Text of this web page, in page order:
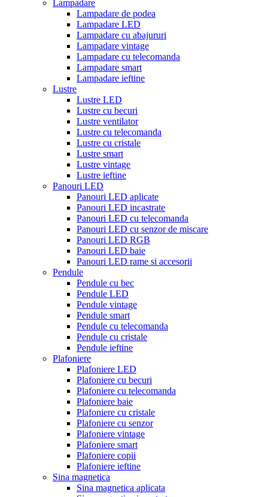
Lampadare
Lampadare de podea
Lampadare LED
Lampadare cu abajururi
Lampadare vintage
Lampadare cu telecomanda
Lampadare smart
Lampadare ieftine
Lustre
Lustre LED
Lustre cu becuri
Lustre ventilator
Lustre cu telecomanda
Lustre cu cristale
Lustre smart
Lustre vintage
Lustre ieftine
Panouri LED
Panouri LED aplicate
Panouri LED incastrate
Panouri LED cu telecomanda
Panouri LED cu senzor de miscare
Panouri LED RGB
Panouri LED baie
Panouri LED rame si accesorii
Pendule
Pendule cu bec
Pendule LED
Pendule vintage
Pendule smart
Pendule cu telecomanda
Pendule cu cristale
Pendule ieftine
Plafoniere
Plafoniere LED
Plafoniere cu becuri
Plafoniere cu telecomanda
Plafoniere baie
Plafoniere cu cristale
Plafoniere cu senzor
Plafoniere vintage
Plafoniere smart
Plafoniere copii
Plafoniere ieftine
Sina magnetica
Sina magnetica aplicata